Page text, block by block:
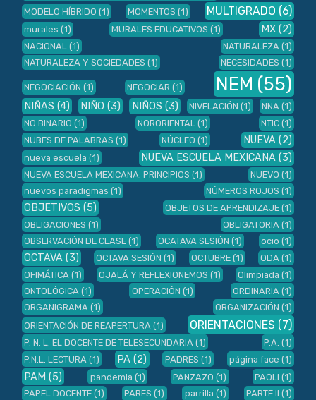
MODELO HÍBRIDO (1) MOMENTOS (1) MULTIGRADO (6)
murales (1) MURALES EDUCATIVOS (1) MX (2)
NACIONAL (1) NATURALEZA (1)
NATURALEZA Y SOCIEDADES (1) NECESIDADES (1)
NEGOCIACIÓN (1) NEGOCIAR (1) NEM (55)
NIÑAS (4) NIÑO (3) NIÑOS (3) NIVELACIÓN (1) NNA (1)
NO BINARIO (1) NORORIENTAL (1) NTIC (1)
NUBES DE PALABRAS (1) NÚCLEO (1) NUEVA (2)
nueva escuela (1) NUEVA ESCUELA MEXICANA (3)
NUEVA ESCUELA MEXICANA. PRINCIPIOS (1) NUEVO (1)
nuevos paradigmas (1) NÚMEROS ROJOS (1)
OBJETIVOS (5) OBJETOS DE APRENDIZAJE (1)
OBLIGACIONES (1) OBLIGATORIA (1)
OBSERVACIÓN DE CLASE (1) OCATAVA SESIÓN (1) ocio (1)
OCTAVA (3) OCTAVA SESIÓN (1) OCTUBRE (1) ODA (1)
OFIMÁTICA (1) OJALÁ Y REFLEXIONEMOS (1) Olimpiada (1)
ONTOLÓGICA (1) OPERACIÓN (1) ORDINARIA (1)
ORGANIGRAMA (1) ORGANIZACIÓN (1)
ORIENTACIÓN DE REAPERTURA (1) ORIENTACIONES (7)
P. N. L. EL DOCENTE DE TELESECUNDARIA (1) P.A. (1)
P.N.L. LECTURA (1) PA (2) PADRES (1) página face (1)
PAM (5) pandemia (1) PANZAZO (1) PAOLI (1)
PAPEL DOCENTE (1) PARES (1) parrilla (1) PARTE II (1)